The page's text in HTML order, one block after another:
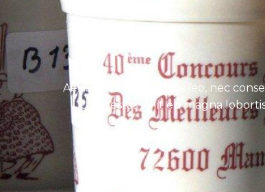
Aenean tincidunt eros leo, nec
Ut egestas velit eu magna